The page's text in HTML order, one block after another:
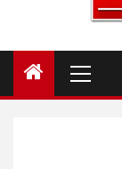
Menu